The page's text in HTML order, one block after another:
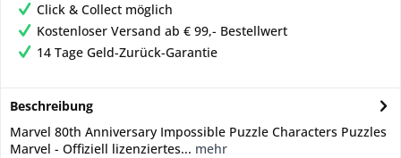
Click & Collect möglich
Kostenloser Versand ab € 99,- Bestellwert
14 Tage Geld-Zurück-Garantie
Beschreibung
Marvel 80th Anniversary Impossible Puzzle Characters Puzzles
Marvel - Offiziell lizenziertes... mehr